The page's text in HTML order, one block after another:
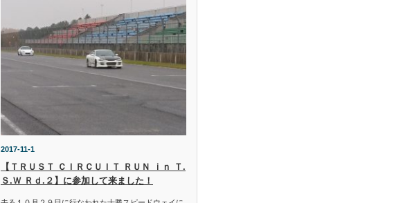
2017-11-1
【ＴＲＵＳＴ ＣＩＲＣＵＩＴ ＲＵＮ ｉｎ Ｔ.
Ｓ.Ｗ Ｒｄ.２】に参加して来ました！